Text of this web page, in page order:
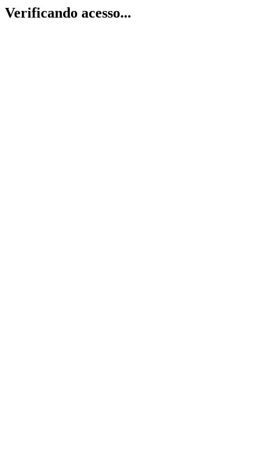
Verificando acesso...